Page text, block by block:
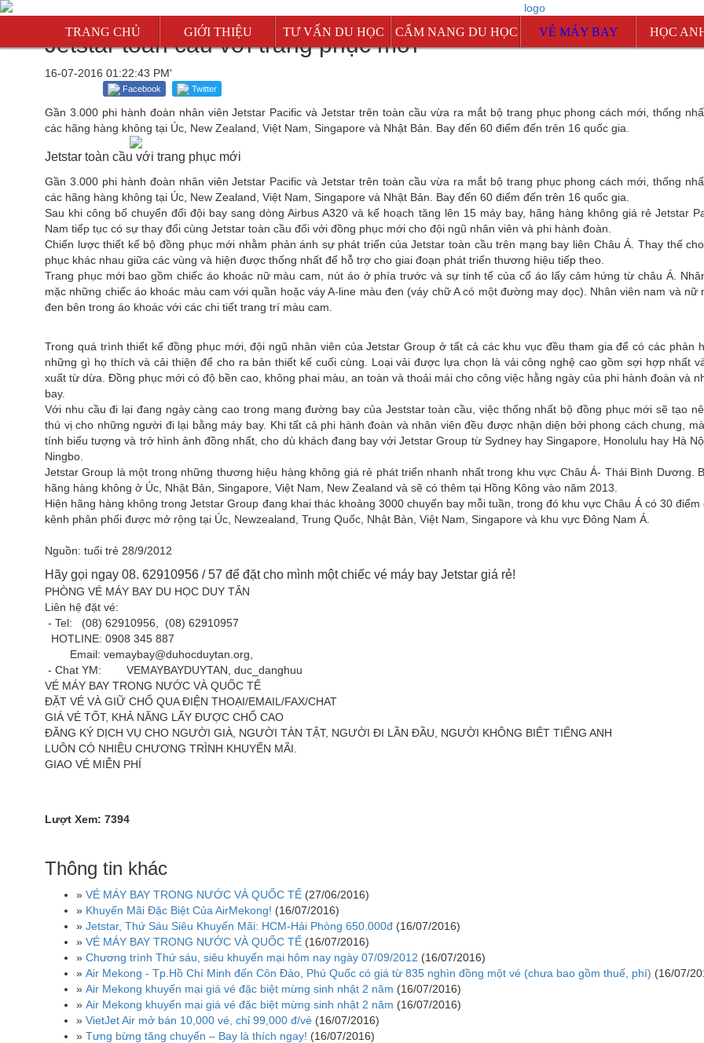
TRANG CHỦ GIỚI THIỆU
TƯ VẤN DU HỌC
Mỹ
Úc
New Zealand
Malaysia
Anh
CẨM NANG DU HỌC
Úc
New Zealand
Malaysia
Anh
VÉ MÁY BAY HỌC
Jetstar toàn cầu với trang phục mới
16-07-2016 01:22:43 PM'
Facebook Twitter
Gần 3.000 phi hành đoàn nhân viên Jetstar Pacific và Jetstar trên toàn cầu vừa ra mắt bộ trang phục phong cách mới, thống
các hãng hàng không tại Úc, New Zealand, Việt Nam, Singapore và Nhật Bản. Bay đến 60 điểm đến trên 16 quốc gia.
Jetstar toàn cầu với trang phục mới
Gần 3.000 phi hành đoàn nhân viên Jetstar Pacific và Jetstar trên toàn cầu vừa ra mắt bộ trang phục phong cách mới, thống
các hãng hàng không tại Úc, New Zealand, Việt Nam, Singapore và Nhật Bản. Bay đến 60 điểm đến trên 16 quốc gia.
Sau khi công bố chuyển đổi đội bay sang dòng Airbus A320 và kế hoạch tăng lên 15 máy bay, hãng hàng không giá rẻ Jetstar
Nam tiếp tục có sự thay đổi cùng Jetstar toàn cầu đối với đồng phục mới cho đội ngũ nhân viên và phi hành đoàn.
Chiến lược thiết kế bộ đồng phục mới nhằm phản ánh sự phát triển của Jetstar toàn cầu trên mạng bay liên Châu Á. Thay thế
phục khác nhau giữa các vùng và hiện được thống nhất để hỗ trợ cho giai đoạn phát triển thương hiệu tiếp theo.
Trang phục mới bao gồm chiếc áo khoác nữ màu cam, nút áo ở phía trước và sự tinh tế của cổ áo lấy cảm hứng từ châu Á.
mặc những chiếc áo khoác màu cam với quần hoặc váy A-line màu đen (váy chữ A có một đường may dọc). Nhân viên nam và nữ
đen bên trong áo khoác với các chi tiết trang trí màu cam.
Trong quá trình thiết kế đồng phục mới, đội ngũ nhân viên của Jetstar Group ở tất cả các khu vục đều tham gia để có các phản
những gì họ thích và cải thiện để cho ra bản thiết kế cuối cùng. Loại vải được lựa chọn là vải công nghệ cao gồm sợi hợp nhất
xuất từ dừa. Đồng phục mới có độ bền cao, không phai màu, an toàn và thoải mái cho công việc hằng ngày của phi hành đoàn và
bay.
Với nhu cầu đi lại đang ngày càng cao trong mạng đường bay của Jeststar toàn cầu, việc thống nhất bộ đồng phục mới sẽ tạo
thú vị cho những người đi lại bằng máy bay. Khi tất cả phi hành đoàn và nhân viên đều được nhận diện bởi phong cách chung,
tính biểu tượng và trở hình ảnh đồng nhất, cho dù khách đang bay với Jetstar Group từ Sydney hay Singapore, Honolulu hay Hà
Ningbo.
Jetstar Group là một trong những thương hiệu hàng không giá rẻ phát triển nhanh nhất trong khu vực Châu Á- Thái Bình Dương.
hãng hàng không ở Úc, Nhật Bản, Singapore, Việt Nam, New Zealand và sẽ có thêm tại Hồng Kông vào năm 2013.
Hiện hãng hàng không trong Jetstar Group đang khai thác khoảng 3000 chuyến bay mỗi tuần, trong đó khu vực Châu Á có 30 điểm
kênh phân phối được mở rộng tại Úc, Newzealand, Trung Quốc, Nhật Bản, Việt Nam, Singapore và khu vực Đông Nam Á.
Nguồn: tuổi trẻ 28/9/2012
Hãy gọi ngay 08. 62910956 / 57 để đặt cho mình một chiếc vé máy bay Jetstar giá rẻ!
PHÒNG VÉ MÁY BAY DU HỌC DUY TÂN
Liên hệ đặt vé:
- Tel: (08) 62910956, (08) 62910957
HOTLINE: 0908 345 887
Email: vemaybay@duhocduytan.org,
- Chat YM: VEMAYBAYDUYTAN, duc_danghuu
VÉ MÁY BAY TRONG NƯỚC VÀ QUỐC TẾ
ÐẶT VÉ VÀ GIỮ CHỔ QUA ÐIỆN THOẠI/EMAIL/FAX/CHAT
GIÁ VÉ TỐT, KHẢ NĂNG LẤY ÐƯỢC CHỔ CAO
ÐĂNG KÝ DỊCH VỤ CHO NGƯỜI GIÀ, NGƯỜI TÀN TẬT, NGƯỜI ÐI LẦN ÐẦU, NGƯỜI KHÔNG BIẾT TIẾNG ANH
LUÔN CÓ NHIỀU CHƯƠNG TRÌNH KHUYẾN MÃI.
GIAO VÉ MIỄN PHÍ
Lượt Xem: 7394
Thông tin khác
» VÉ MÁY BAY TRONG NƯỚC VÀ QUỐC TẾ (27/06/2016)
» Khuyến Mãi Đặc Biệt Của AirMekong! (16/07/2016)
» Jetstar, Thứ Sáu Siêu Khuyến Mãi: HCM-Hải Phòng 650.000đ (16/07/2016)
» VÉ MÁY BAY TRONG NƯỚC VÀ QUỐC TẾ (16/07/2016)
» Chương trình Thứ sáu, siêu khuyến mại hôm nay ngày 07/09/2012 (16/07/2016)
» Air Mekong - Tp.Hồ Chí Minh đến Côn Đảo, Phú Quốc có giá từ 835 nghìn đồng một vé (chưa bao gồm thuế, phí) (16/07/
» Air Mekong khuyến mại giá vé đặc biệt mừng sinh nhật 2 năm (16/07/2016)
» Air Mekong khuyến mại giá vé đặc biệt mừng sinh nhật 2 năm (16/07/2016)
» VietJet Air mở bán 10,000 vé, chỉ 99,000 đ/vé (16/07/2016)
» Tưng bừng tăng chuyến – Bay là thích ngay! (16/07/2016)